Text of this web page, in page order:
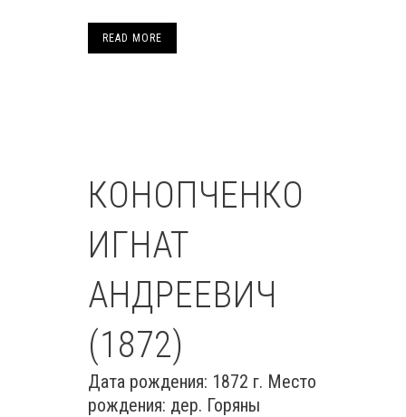
READ MORE
КОНОПЧЕНКО
ИГНАТ
АНДРЕЕВИЧ
(1872)
Дата рождения: 1872 г. Место
рождения: дер. Горяны